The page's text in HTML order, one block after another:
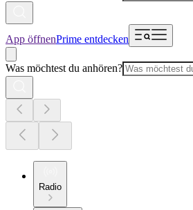
App öffnenPrime entdecken
Was möchtest du anhören?
Radio